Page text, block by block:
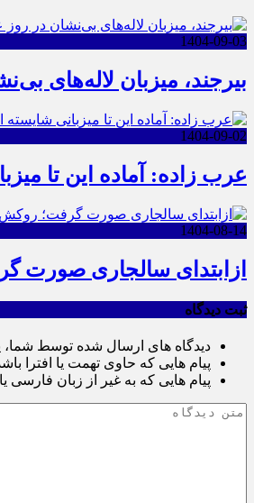
1404-09-03
بیرجند، میزبان لاله‌های
1404-09-02
عرب زاده: آماده این تا
1404-08-14
ازابتدای سالجاری صورت گرفت؛ روکش ۴۴۷ کیلومتر
ثبت دیدگاه
دیدگاه های ارسال شده توسط شما،
پیام هایی که حاوی تهمت یا افترا
پیام هایی که به غیر از زبان فارسی